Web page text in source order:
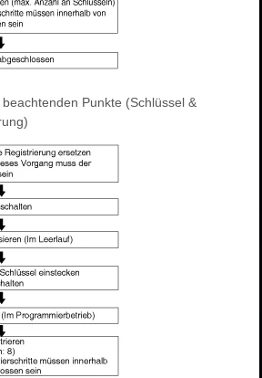
Punkte (Schlüssel &